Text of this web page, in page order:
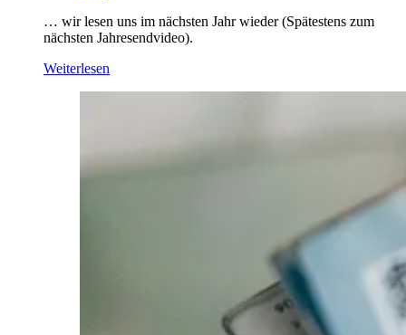
… wir lesen uns im nächsten Jahr wieder (Spätestens zum
nächsten Jahresendvideo).
Weiterlesen